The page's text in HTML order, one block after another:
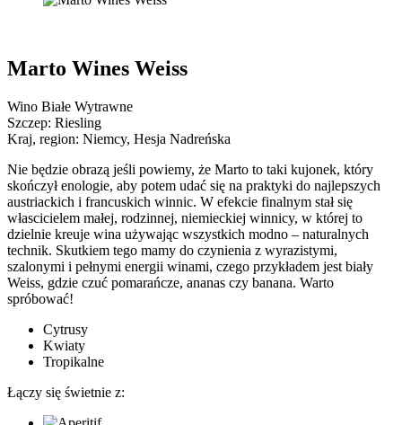
Marto Wines Weiss
Wino Białe Wytrawne
Szczep: Riesling
Kraj, region: Niemcy, Hesja Nadreńska
Nie będzie obrazą jeśli powiemy, że Marto to taki kujonek, który
skończył enologie, aby potem udać się na praktyki do najlepszych
austriackich i francuskich winnic. W efekcie finalnym stał się
włascicielem małej, rodzinnej, niemieckiej winnicy, w której to
dzielnie kreuje wina używając wszystkich modno – naturalnych
technik. Skutkiem tego mamy do czynienia z wyrazistymi,
szalonymi i pełnymi energii winami, czego przykładem jest biały
Weiss, gdzie czuć pomarańcze, ananas czy banana. Warto
spróbować!
Cytrusy
Kwiaty
Tropikalne
Łączy się świetnie z: